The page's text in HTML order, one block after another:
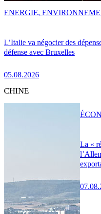
L’Italie va négocier des
défense avec Bruxelles
05.08.2026
ENERGIE,
CHINE
La «